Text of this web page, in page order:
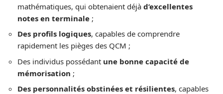
mathématiques, qui obtenaient déjà d’excellentes
notes en terminale ;
Des profils logiques, capables de comprendre
rapidement les pièges des QCM ;
Des individus possédant une bonne capacité de
mémorisation ;
Des personnalités obstinées et résilientes, capables